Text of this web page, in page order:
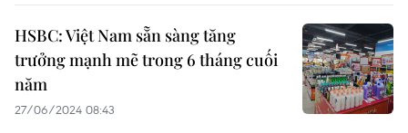
HSBC: Việt Nam sẵn sàng tăng
trưởng mạnh mẽ trong 6 tháng cuối
năm
27/06/2024 08:43